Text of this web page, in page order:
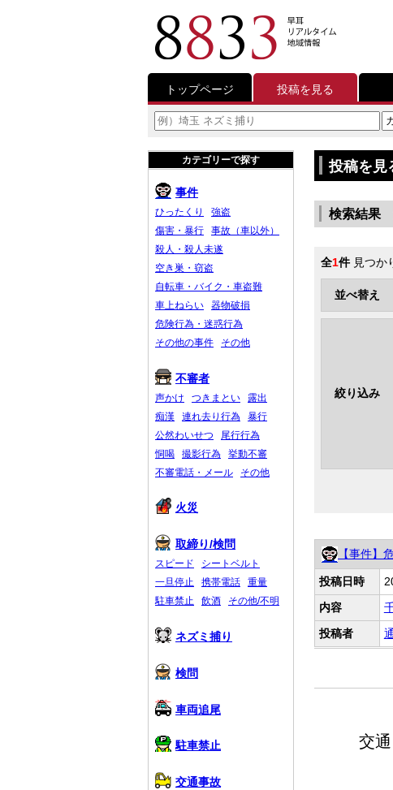
トップページ 投稿を見る
投稿を見
検索結果
全1件 見つか
並べ替え
絞り込み
【事件】
投稿日時
内容
投稿者
交
カテゴリーで探す
事件
ひったくり
強盗
傷害・暴行
事故（車以外）
殺人・殺人未遂
空き巣・窃盗
自転車・バイク・車盗難
車上ねらい
器物破損
危険行為・迷惑行為
その他の事件
その他
不審者
声かけ つきまとい
露出
痴漢
連れ去り行為
暴行
公然わいせつ
尾行行為
恫喝
撮影行為
挙動不審
不審電話・メール
その他
火災
取締り/検問
スピード
シートベルト
一旦停止
携帯電話
重量
駐車禁止
飲酒 その他/不明
ネズミ捕り
検問
車両追尾
駐車禁止
交通事故